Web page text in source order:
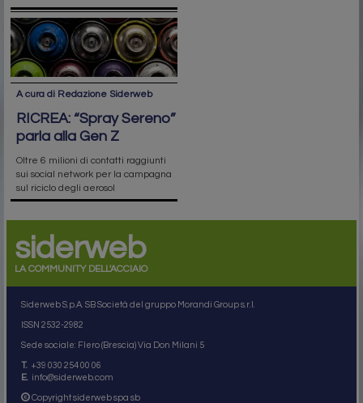
A cura di Redazione Siderweb
RICREA: “Spray Sereno”
parla alla Gen Z
Oltre 6 milioni di contatti raggiunti
sui social network per la campagna
sul riciclo degli aerosol
siderweb
LA COMMUNITY DELL'ACCIAIO
Siderweb S.p.A. SB Società del gruppo Morandi Group s.r.l.
ISSN 2532-2982
Sede sociale: Flero (Brescia) Via Don Milani 5
T. +39 030 254 00 06
E.
info@siderweb.com
Copyright siderweb spa sb